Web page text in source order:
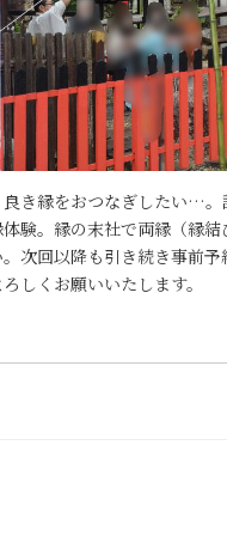
良き縁をおつなぎしたい…。
験。縁の末社で両縁（縁
次回以降も引き続き事前予
しくお願いいたします。